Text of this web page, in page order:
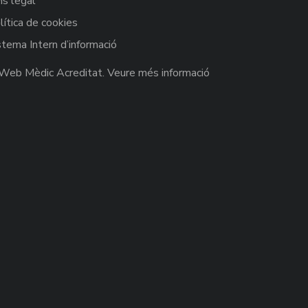
de cookies
Intern d’informació